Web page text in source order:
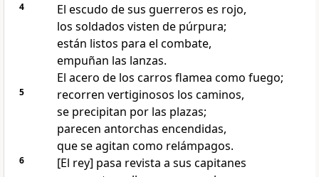
4
El escudo de sus guerreros es rojo,
los soldados visten de púrpura;
están listos para el combate,
empuñan las lanzas.
El acero de los carros flamea como fuego;
5
recorren vertiginosos los caminos,
se precipitan por las plazas;
parecen antorchas encendidas,
que se agitan como relámpagos.
6
[El rey] pasa revista a sus capitanes